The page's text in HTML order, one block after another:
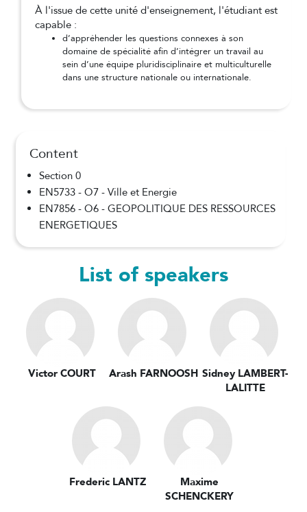
Content
Section 0
EN5733 - O7 - Ville et Energie
EN7856 - O6 - GEOPOLITIQUE DES RESSOURCES
ENERGETIQUES
À l'issue de cette unité d'enseignement, l'étudiant est
capable :
d’appréhender les questions connexes à son
domaine de spécialité afin d’intégrer un travail au
sein d’une équipe pluridisciplinaire et multiculturelle
dans une structure nationale ou internationale.
List of speakers
Victor COURT Arash FARNOOSH Sidney LAMBERT-
LALITTE
Frederic LANTZ
Maxime
SCHENCKERY